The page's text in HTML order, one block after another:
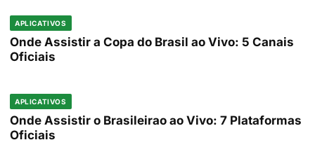
APLICATIVOS
Onde Assistir a Copa do Brasil ao Vivo: 5 Canais
Oficiais
APLICATIVOS
Onde Assistir o Brasileirao ao Vivo: 7 Plataformas
Oficiais